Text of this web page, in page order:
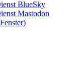
BlueSky
Mastodon